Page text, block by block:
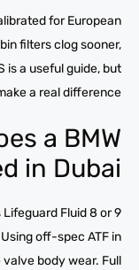
for European
filters clog sooner,
is a useful guide, but
a real difference.
a BMW
in Dubai?
Fluid 8 or 9
off-spec ATF in
body wear. Full